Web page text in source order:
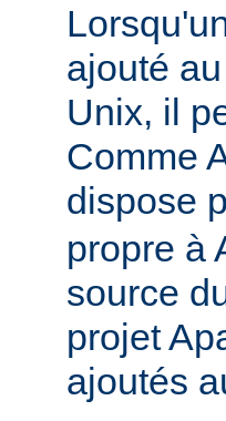
ajouté
Unix, il
Comme
dispose
propre à
source
projet
ajoutés